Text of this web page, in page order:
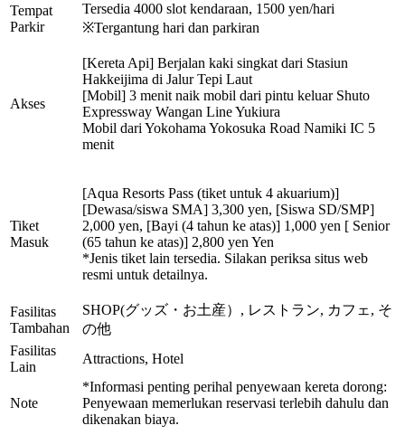
Tempat
Parkir
Tersedia 4000 slot kendaraan, 1500 yen/hari
※Tergantung hari dan parkiran
Akses
[Kereta Api] Berjalan kaki singkat dari Stasiun
Hakkeijima di Jalur Tepi Laut
[Mobil] 3 menit naik mobil dari pintu keluar Shuto
Expressway Wangan Line Yukiura
Mobil dari Yokohama Yokosuka Road Namiki IC 5
menit
Tiket
Masuk
[Aqua Resorts Pass (tiket untuk 4 akuarium)]
[Dewasa/siswa SMA] 3,300 yen, [Siswa SD/SMP]
2,000 yen, [Bayi (4 tahun ke atas)] 1,000 yen [ Senior
(65 tahun ke atas)] 2,800 yen Yen
*Jenis tiket lain tersedia. Silakan periksa situs web
resmi untuk detailnya.
Fasilitas
Tambahan
SHOP(グッズ・お土産）, レストラン, カフェ, そ
の他
Fasilitas
Lain
Attractions, Hotel
Note
*Informasi penting perihal penyewaan kereta dorong:
Penyewaan memerlukan reservasi terlebih dahulu dan
dikenakan biaya.